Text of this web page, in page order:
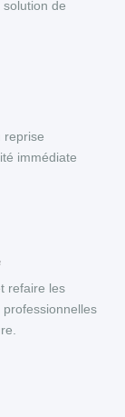
de
reprise
immédiate
refaire les